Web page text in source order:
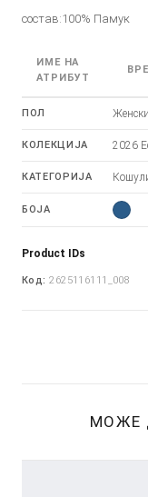
состав:100% Памук
ИМЕ НА
АТРИБУТ
ПОЛ Женски
КОЛЕКЦИЈА 2026
КАТЕГОРИЈА
БОЈА
Product IDs
Код: 2625116111_008
МОЖЕ